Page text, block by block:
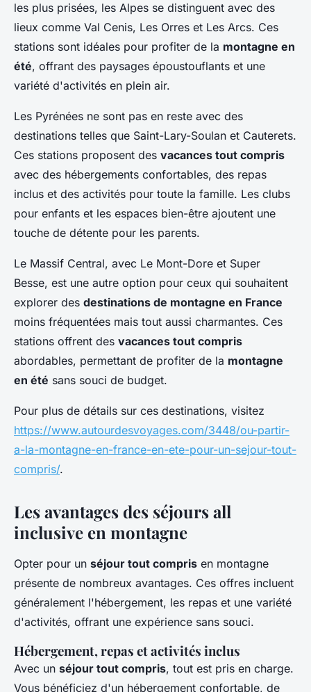
les plus prisées, les Alpes se distinguent avec des
lieux comme Val Cenis, Les Orres et Les Arcs. Ces
stations sont idéales pour profiter de la montagne en
été, offrant des paysages époustouflants et une
variété d'activités en plein air.
Les Pyrénées ne sont pas en reste avec des
destinations telles que Saint-Lary-Soulan et Cauterets.
Ces stations proposent des vacances tout compris
avec des hébergements confortables, des repas
inclus et des activités pour toute la famille. Les clubs
pour enfants et les espaces bien-être ajoutent une
touche de détente pour les parents.
Le Massif Central, avec Le Mont-Dore et Super
Besse, est une autre option pour ceux qui souhaitent
explorer des destinations de montagne en France
moins fréquentées mais tout aussi charmantes. Ces
stations offrent des vacances tout compris
abordables, permettant de profiter de la montagne
en été sans souci de budget.
Pour plus de détails sur ces destinations, visitez
https://www.autourdesvoyages.com/3448/ou-partir-
a-la-montagne-en-france-en-ete-pour-un-sejour-tout-
compris/.
Les avantages des séjours all
inclusive en montagne
Opter pour un séjour tout compris en montagne
présente de nombreux avantages. Ces offres incluent
généralement l'hébergement, les repas et une variété
d'activités, offrant une expérience sans souci.
Hébergement, repas et activités inclus
Avec un séjour tout compris, tout est pris en charge.
Vous bénéficiez d'un hébergement confortable, de